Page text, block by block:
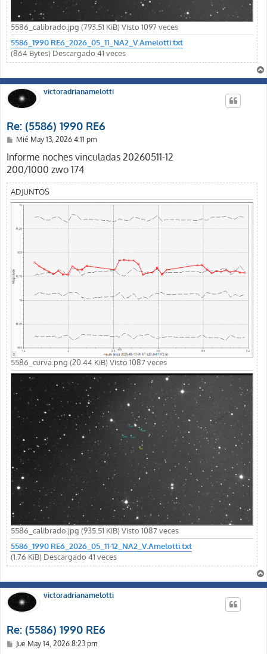
5586_calibrado.jpg (793.51 KiB) Visto 1097 veces
5586_1990 RE6_2026_05_11_NA2_V.Amelotti.txt
(864 Bytes) Descargado 41 veces
victoradrianamelotti
Re: (5586) 1990 RE6
M
n
s
a
j
e
Mié May 13, 2026 4:11 pm
Informe noches vinculadas 20260511-12
200/1000 zwo 174
ADJUNTOS
5586_curva.png (20.44 KiB) Visto 1087 veces
5586_calibrado.jpg (935.51 KiB) Visto 1087 veces
5586_1990 RE6_2026_05_11-12_NA2_V.Amelotti.txt
(1.76 KiB) Descargado 41 veces
victoradrianamelotti
Re: (5586) 1990 RE6
MJue May 14, 2026 8:23 pm